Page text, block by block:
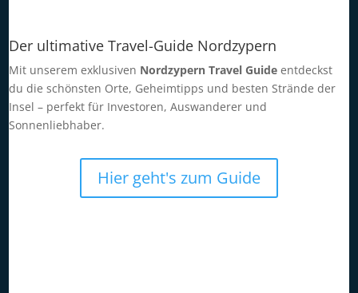
Der ultimative Travel-Guide Nordzypern
Mit unserem exklusiven Nordzypern Travel Guide entdeckst
du die schönsten Orte, Geheimtipps und besten Strände der
Insel – perfekt für Investoren, Auswanderer und
Sonnenliebhaber.
Hier geht's zum Guide